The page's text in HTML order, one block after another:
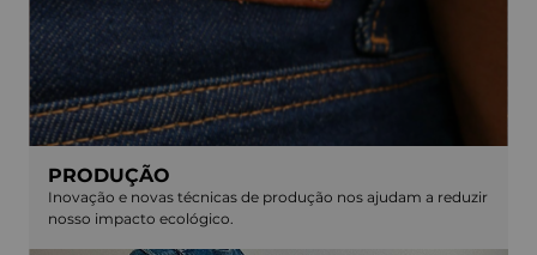
PRODUÇÃO
Inovação e novas técnicas de produção nos ajudam a reduzir
nosso impacto ecológico.